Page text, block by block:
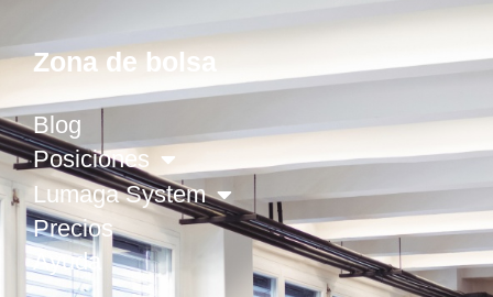
Zona de bolsa
Blog
Posiciones
Lumaga System
Precios
Ayuda